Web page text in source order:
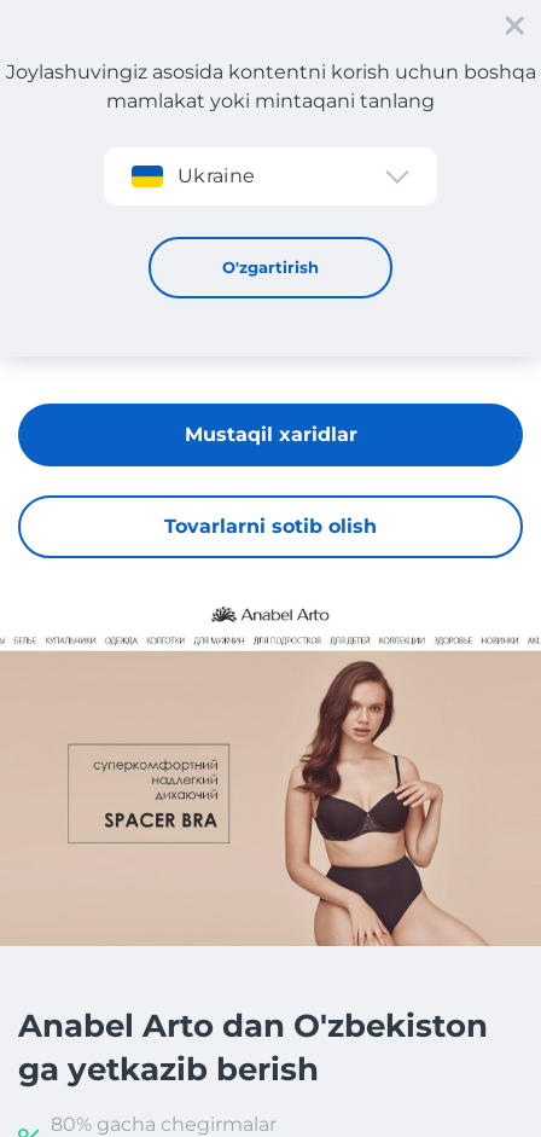
Roʻyxatdan oʻtish
Joylashuvingiz asosida kontentni korish uchun boshqa
mamlakat yoki mintaqani tanlang
Ukraine
O'zgartirish
Anabel Arto
Tovarlarni sotib olish
Mustaqil xaridlar
Anabel Arto dan O'zbekiston
ga yetkazib berish
80% gacha chegirmalar